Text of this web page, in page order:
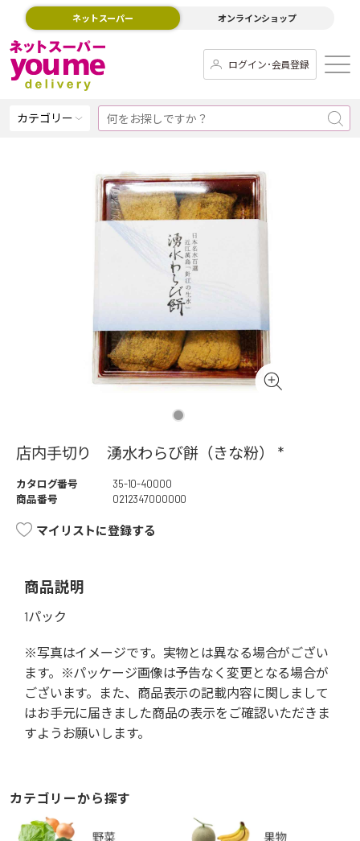
ネットスーパー オンラインショップ
ログイン･会員登録
カテゴリー
店内手切り 湧水わらび餅（きな粉） *
カタログ番号
35-10-40000
商品番号
0212347000000
マイリストに登録する
商品説明
1パック
※写真はイメージです。実物とは異なる場合がござい
ます。※パッケージ画像は予告なく変更となる場合が
ございます。また、商品表示の記載内容に関しまして
はお手元に届きました商品の表示をご確認いただきま
すようお願いします。
カテゴリーから探す